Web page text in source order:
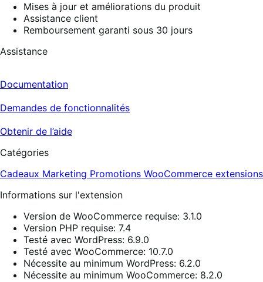
Mises à jour et améliorations du produit
Assistance client
Remboursement garanti sous 30 jours
Assistance
Documentation
Demandes de fonctionnalités
Obtenir de l’aide
Catégories
Cadeaux Marketing Promotions WooCommerce extensions
Informations sur l'extension
Version de WooCommerce requise: 3.1.0
Version PHP requise: 7.4
Testé avec WordPress: 6.9.0
Testé avec WooCommerce: 10.7.0
Nécessite au minimum WordPress: 6.2.0
Nécessite au minimum WooCommerce: 8.2.0